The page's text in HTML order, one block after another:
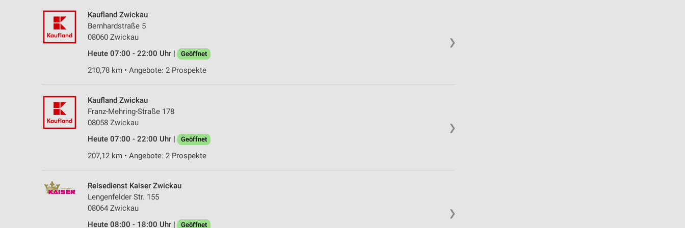
❯
Kaufland Zwickau
Bernhardstraße 5
08060 Zwickau
Heute 07:00 - 22:00 Uhr |
Geöffnet
210,78 km • Angebote: 2 Prospekte
❯
Kaufland Zwickau
Franz-Mehring-Straße 178
08058 Zwickau
Heute 07:00 - 22:00 Uhr |
Geöffnet
207,12 km • Angebote: 2 Prospekte
❯
Reisedienst Kaiser Zwickau
Lengenfelder Str. 155
08064 Zwickau
Heute 08:00 - 18:00 Uhr |
Geöffnet